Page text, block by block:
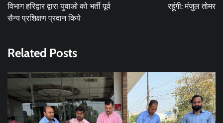
विभाग हरिद्वार द्वारा युवाओ को भर्ती पूर्व
सैन्य प्रशिक्षण प्रदान किये
रहूंगी: मंजुल तोमर
Related Posts